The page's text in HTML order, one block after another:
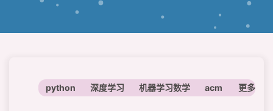
python 深度学习 机器学习数学 acm 神经网络
更多